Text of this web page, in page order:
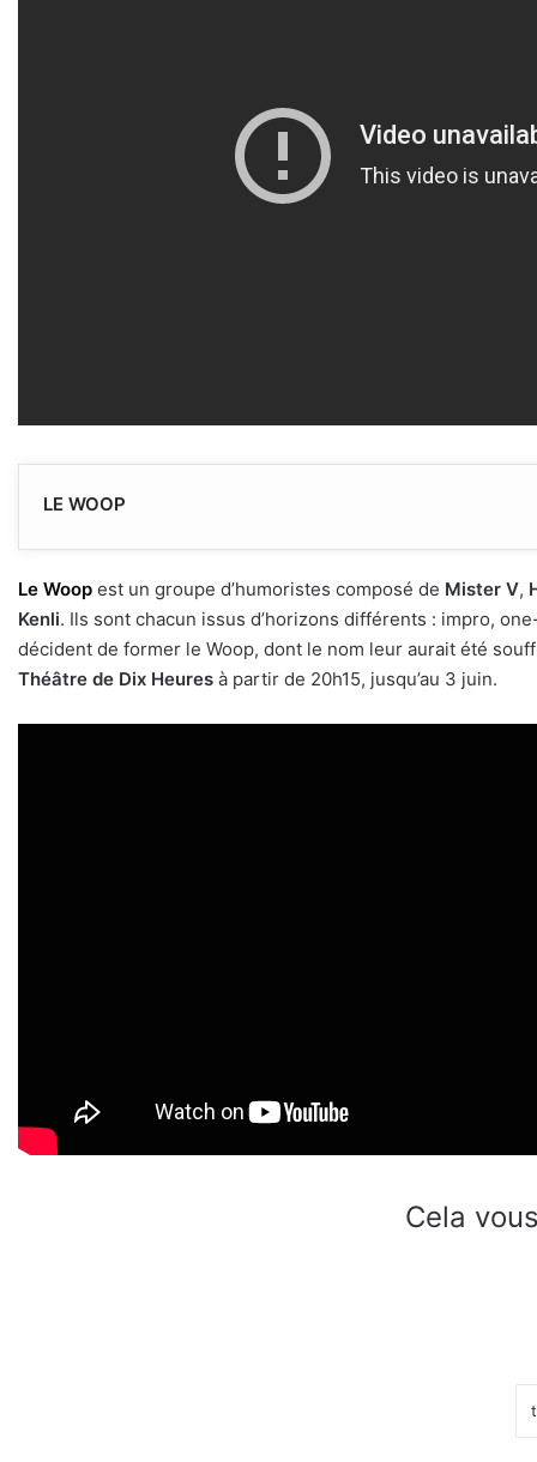
LE WOOP
Le Woop est un groupe d’humoristes composé de Mister V,
Kenli. Ils sont chacun issus d’horizons différents : impro,
décident de former le Woop, dont le nom leur aurait été
Théâtre de Dix Heures à partir de 20h15, jusqu’au 3 juin.
Cela